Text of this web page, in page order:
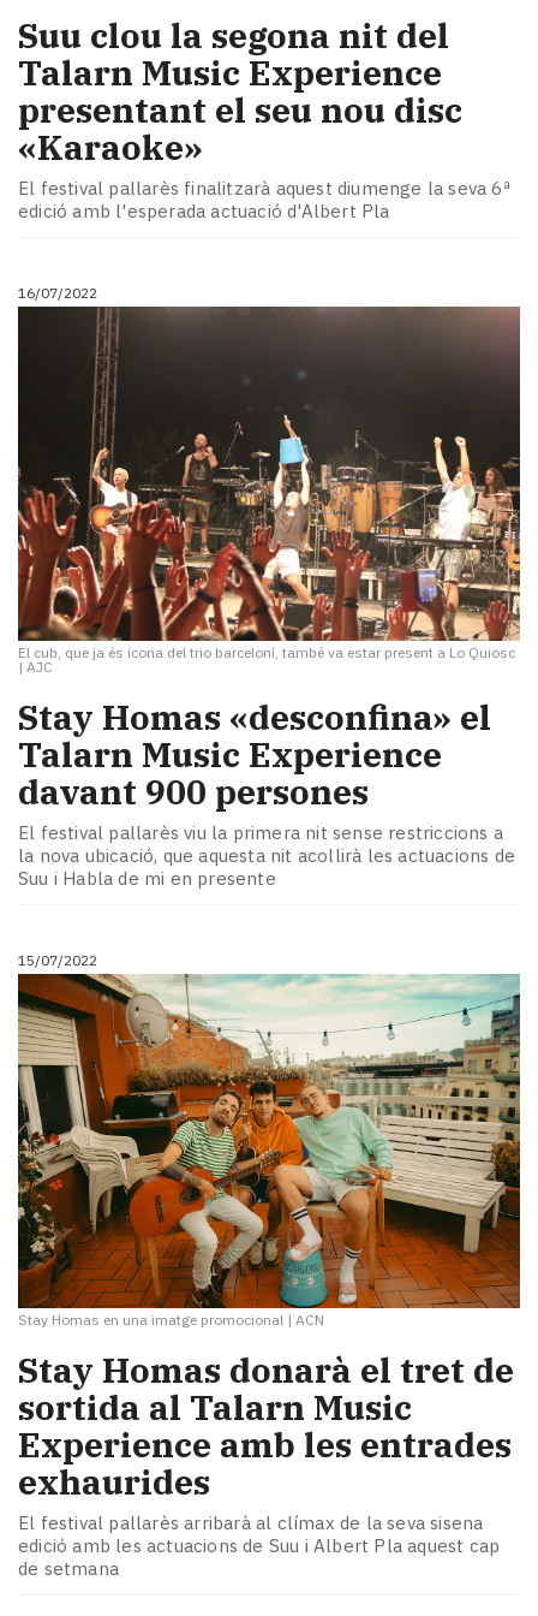
Suu clou la segona nit del
Talarn Music Experience
presentant el seu nou disc
«Karaoke»
El festival pallarès finalitzarà aquest diumenge la seva 6ª
edició amb l'esperada actuació d'Albert Pla
16/07/2022
El cub, que ja és icona del trio barceloní, també va estar present a Lo Quiosc
| AJC
Stay Homas «desconfina» el
Talarn Music Experience
davant 900 persones
El festival pallarès viu la primera nit sense restriccions a
la nova ubicació, que aquesta nit acollirà les actuacions de
Suu i Habla de mi en presente
15/07/2022
Stay Homas en una imatge promocional | ACN
Stay Homas donarà el tret de
sortida al Talarn Music
Experience amb les entrades
exhaurides
El festival pallarès arribarà al clímax de la seva sisena
edició amb les actuacions de Suu i Albert Pla aquest cap
de setmana